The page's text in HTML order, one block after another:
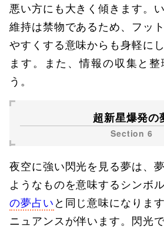
悪い方にも大きく傾きます。
維持は禁物であるため、フッ
やすくする意味からも身軽に
ます。また、情報の収集と
う。
超新星爆発の
夜空に強い閃光を見る夢は、
ようなものを意味するシンボ
の夢占い と同じ意味になりま
ニュアンスが伴います。閃光